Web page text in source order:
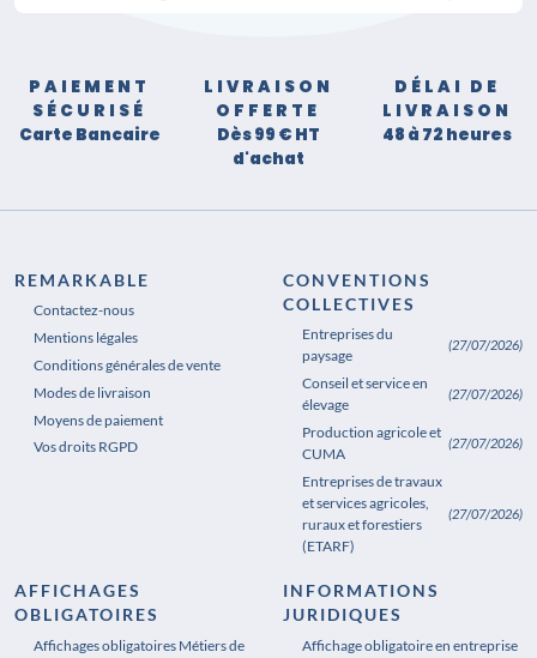
PAIEMENT
SÉCURISÉ
Carte Bancaire
LIVRAISON
OFFERTE
Dès 99 € HT
d'achat
DÉLAI DE
LIVRAISON
48 à 72 heures
REMARKABLE
Contactez-nous
Mentions légales
Conditions générales de vente
Modes de livraison
Moyens de paiement
Vos droits RGPD
CONVENTIONS
COLLECTIVES
Entreprises du
paysage
(27/07/2026)
Conseil et service en
élevage
(27/07/2026)
Production agricole et
CUMA
(27/07/2026)
Entreprises de travaux
et services agricoles,
ruraux et forestiers
(ETARF)
(27/07/2026)
AFFICHAGES
OBLIGATOIRES
Affichages obligatoires Métiers de
Affichages obligatoires Pharmacie
INFORMATIONS
JURIDIQUES
Affichage obligatoire en entreprise